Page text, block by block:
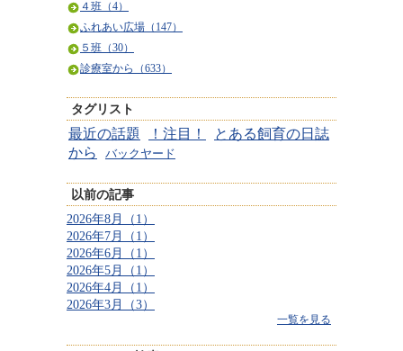
４班（4）
ふれあい広場（147）
５班（30）
診療室から（633）
タグリスト
最近の話題 ！注目！
とある飼育の日誌
から
バックヤード
以前の記事
2026年8月（1）
2026年7月（1）
2026年6月（1）
2026年5月（1）
2026年4月（1）
2026年3月（3）
一覧を見る